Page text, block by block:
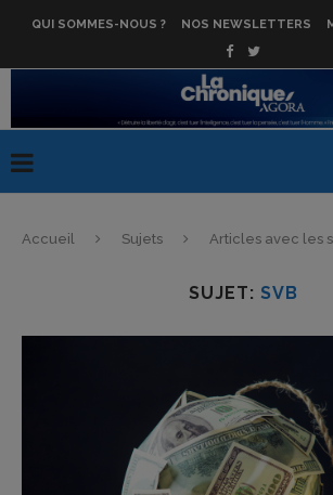
QUI SOMMES-NOUS ? NOS NEWSLETTERS
Accueil Sujets Articles avec les
SUJET: SVB